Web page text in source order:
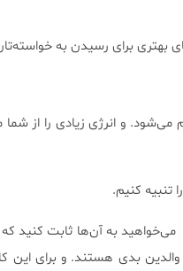
بهتری برای رسیدن به
و انرژی زیادی را از شما
تنبیه كنیم.
می‌خواهید به آن‌ها ثابت كنید
بدی هستند. و برای این